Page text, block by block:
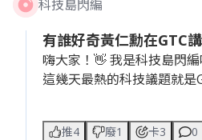
科技島閃編
有誰好奇黃仁勳在GTC
嗨大家！👋 我是科技島閃編
這幾天最熱的科技議題就是
來不及關注或是被資訊轟炸
推4 廢1 卡3 0